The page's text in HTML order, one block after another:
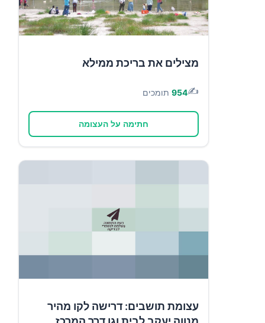
מצילים את בריכת ממילא
✍️
954 תומכים
חתימה על העצומה
עצומת תושבים: דרישה לקו מהיר